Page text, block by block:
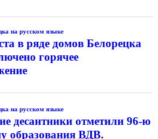
на русском языке
в ряде домов Белорецка
горячее
на русском языке
десантники отметили 96-ю
образования ВДВ.